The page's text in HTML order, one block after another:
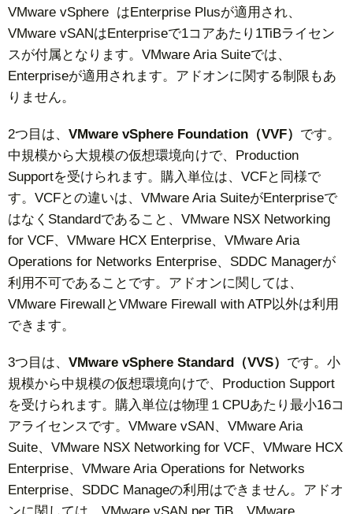
VMware vSphere はEnterprise Plusが適用され、
VMware vSANはEnterpriseで1コアあたり1TiBライセン
スが付属となります。VMware Aria Suiteでは、
Enterpriseが適用されます。アドオンに関する制限もあ
りません。
2つ目は、 VMware vSphere Foundation（VVF） です。
中規模から大規模の仮想環境向けで、Production
Supportを受けられます。購入単位は、VCFと同様で
す。VCFとの違いは、VMware Aria SuiteがEnterpriseで
はなくStandardであること、VMware NSX Networking
for VCF、VMware HCX Enterprise、VMware Aria
Operations for Networks Enterprise、SDDC Managerが
利用不可であることです。アドオンに関しては、
VMware FirewallとVMware Firewall with ATP以外は利用
できます。
3つ目は、 VMware vSphere Standard（VVS） です。小
規模から中規模の仮想環境向けで、Production Support
を受けられます。購入単位は物理１CPUあたり最小16コ
アライセンスです。VMware vSAN、VMware Aria
Suite、VMware NSX Networking for VCF、VMware HCX
Enterprise、VMware Aria Operations for Networks
Enterprise、SDDC Manageの利用はできません。アドオ